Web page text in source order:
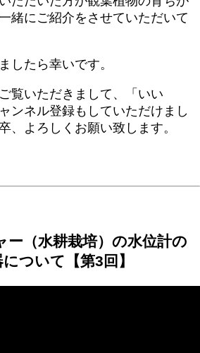
緒にご紹介をさせていただいて
したら幸いです。
覧いただきまして、「いい
ンネル登録もしていただけまし
、よろしくお願い致します。
（水耕栽培）の水位計の
ついて【第3回】